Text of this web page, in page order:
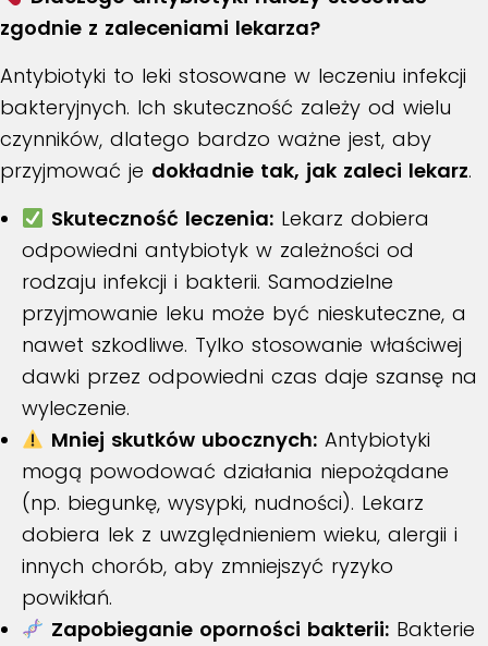
zgodnie z zaleceniami lekarza?
Antybiotyki to leki stosowane w leczeniu infekcji
bakteryjnych. Ich skuteczność zależy od wielu
czynników, dlatego bardzo ważne jest, aby
przyjmować je dokładnie tak, jak zaleci lekarz.
Skuteczność leczenia:Lekarz dobiera
odpowiedni antybiotyk w zależności od
rodzaju infekcji i bakterii. Samodzielne
przyjmowanie leku może być nieskuteczne, a
nawet szkodliwe. Tylko stosowanie właściwej
dawki przez odpowiedni czas daje szansę na
wyleczenie.
Mniej skutków ubocznych:Antybiotyki
mogą powodować działania niepożądane
(np. biegunkę, wysypki, nudności). Lekarz
dobiera lek z uwzględnieniem wieku, alergii i
innych chorób, aby zmniejszyć ryzyko
powikłań.
Zapobieganie oporności bakterii:Bakterie